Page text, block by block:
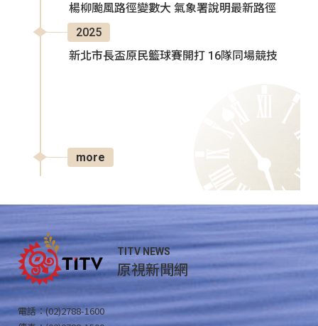
楊柳颱風路徑變數大 氣象署說明最新路徑
2025
新北市長盃原民籃球賽開打 16隊同場競技
more
TITV NEWS
原視新聞網
電話：(02)2788-1600